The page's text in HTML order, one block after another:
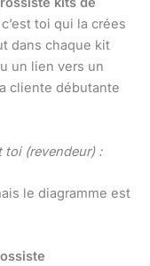
toi qui la crées
dans chaque kit
un lien vers un
cliente débutante
toi (revendeur) :
le diagramme est